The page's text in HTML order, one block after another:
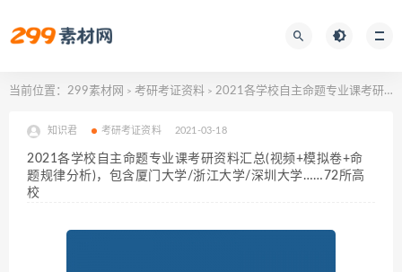
当前位置： 299素材网 > 考研考证资料 > 2021各学校自主命题专业课考研资料汇总(视频+模拟卷+命题规律分析)，包含厦门大学/浙江大学/深圳大学……72所高校
知识君 考研考证资料 2021-03-18
2021各学校自主命题专业课考研资料汇总(视频+模拟卷+命
题规律分析)，包含厦门大学/浙江大学/深圳大学……72所高
校